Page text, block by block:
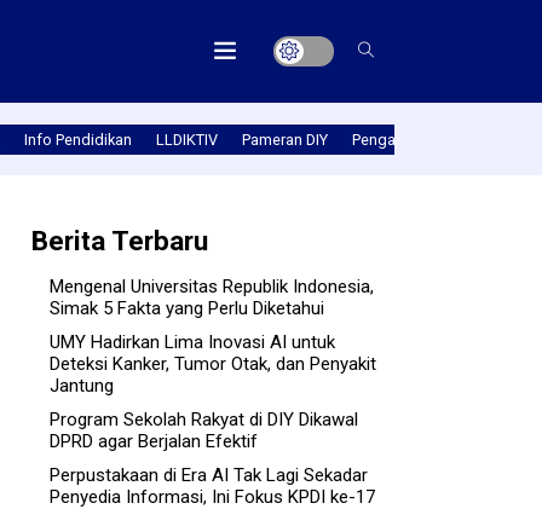
Info Pendidikan LLDIKTIV Pameran DIY Pengabmas
Berita Terbaru
Mengenal Universitas Republik Indonesia,
Simak 5 Fakta yang Perlu Diketahui
UMY Hadirkan Lima Inovasi AI untuk
Deteksi Kanker, Tumor Otak, dan Penyakit
Jantung
Program Sekolah Rakyat di DIY Dikawal
DPRD agar Berjalan Efektif
Perpustakaan di Era AI Tak Lagi Sekadar
Penyedia Informasi, Ini Fokus KPDI ke-17